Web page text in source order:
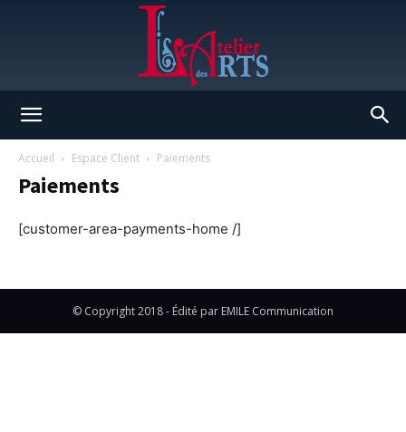
Arts
Accueil Espace Client Paiements
Paiements
[customer-area-payments-home /]
© Copyright 2018 - Édité par EMILE Communication